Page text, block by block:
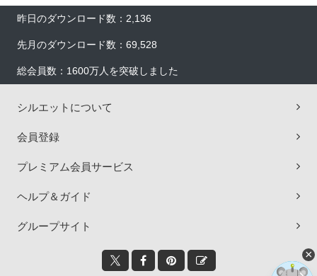
昨日のダウンロード数：2,136
先月のダウンロード数：69,528
総会員数：1600万人を突破しました
シルエットについて
会員登録
プレミアム会員サービス
ヘルプ＆ガイド
グループサイト
×